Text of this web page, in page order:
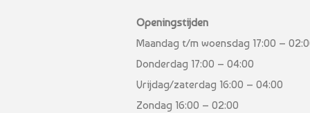
Openingstijden
Maandag t/m woensdag 17:00 –
Donderdag 17:00 – 04:00
Vrijdag/zaterdag 16:00 – 04:00
Zondag 16:00 – 02:00